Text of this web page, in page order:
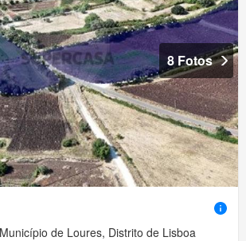
8 Fotos
de Loures, Distrito de Lisboa